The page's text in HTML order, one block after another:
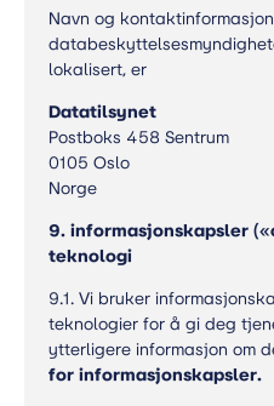
Navn og
lokalisert, er
Datatilsynet
Postboks 458 Sentrum
0105 Oslo
Norge
9. informasjonskapsler
teknologi
9.1. Vi bruker
teknologier for å gi deg
ytterligere informasjon om
for informasjonskapsler.